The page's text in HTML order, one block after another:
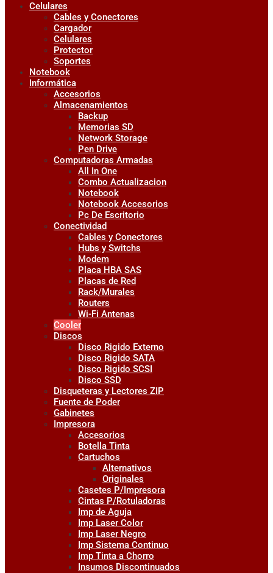
Celulares
Cables y Conectores
Cargador
Celulares
Protector
Soportes
Notebook
Informática
Accesorios
Almacenamientos
Backup
Memorias SD
Network Storage
Pen Drive
Computadoras Armadas
All In One
Combo Actualizacion
Notebook
Notebook Accesorios
Pc De Escritorio
Conectividad
Cables y Conectores
Hubs y Switchs
Modem
Placa HBA SAS
Placas de Red
Rack/Murales
Routers
Wi-Fi Antenas
Cooler
Discos
Disco Rigido Externo
Disco Rigido SATA
Disco Rigido SCSI
Disco SSD
Disqueteras y Lectores ZIP
Fuente de Poder
Gabinetes
Impresora
Accesorios
Botella Tinta
Cartuchos
Alternativos
Originales
Casetes P/Impresora
Cintas P/Rotuladoras
Imp de Aguja
Imp Laser Color
Imp Laser Negro
Imp Sistema Continuo
Imp Tinta a Chorro
Insumos Discontinuados